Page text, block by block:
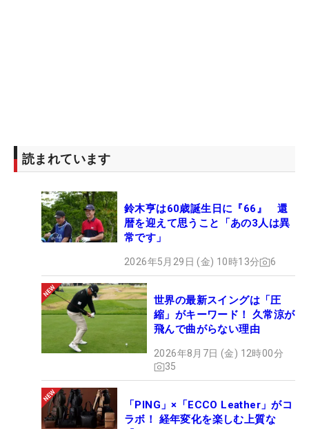
【ファンケルクラシック 女子エキシビジョンマッ
チ 最終結果】
1位 -7 宮里美香
2位 -3 原江里菜
3位 -2 青山加織
6位 +1 有村智恵
読まれています
鈴木亨は60歳誕生日に『66』 還
暦を迎えて思うこと「あの3人は異
常です」
2026年5月29日 (金) 10時13分 6
世界の最新スイングは「圧
縮」がキーワード！ 久常涼が
飛んで曲がらない理由
2026年8月7日 (金) 12時00分
35
「PING」×「ECCO Leather」がコ
ラボ！ 経年変化を楽しむ上質な